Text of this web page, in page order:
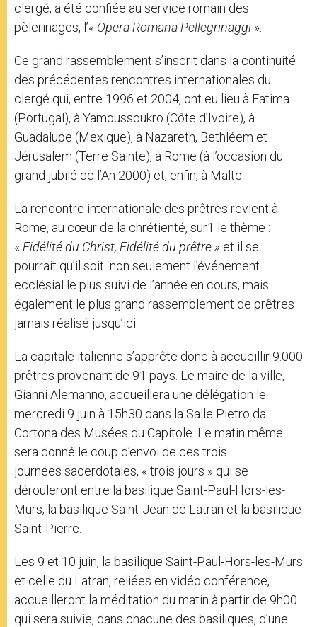
clergé, a été confiée au service romain des
pèlerinages, l’« Opera Romana Pellegrinaggi ».
Ce grand rassemblement s’inscrit dans la continuité
des précédentes rencontres internationales du
clergé qui, entre 1996 et 2004, ont eu lieu à Fatima
(Portugal), à Yamoussoukro (Côte d’Ivoire), à
Guadalupe (Mexique), à Nazareth, Bethléem et
Jérusalem (Terre Sainte), à Rome (à l’occasion du
grand jubilé de l’An 2000) et, enfin, à Malte.
La rencontre internationale des prêtres revient à
Rome, au cœur de la chrétienté, sur1 le thème :
« Fidélité du Christ, Fidélité du prêtre » et il se
pourrait qu’il soit non seulement l’événement
ecclésial le plus suivi de l’année en cours, mais
également le plus grand rassemblement de prêtres
jamais réalisé jusqu’ici.
La capitale italienne s’apprête donc à accueillir 9.000
prêtres provenant de 91 pays. Le maire de la ville,
Gianni Alemanno, accueillera une délégation le
mercredi 9 juin à 15h30 dans la Salle Pietro da
Cortona des Musées du Capitole. Le matin même
sera donné le coup d’envoi de ces trois
journées sacerdotales, « trois jours » qui se
dérouleront entre la basilique Saint-Paul-Hors-les-
Murs, la basilique Saint-Jean de Latran et la basilique
Saint-Pierre.
Les 9 et 10 juin, la basilique Saint-Paul-Hors-les-Murs
et celle du Latran, reliées en vidéo conférence,
accueilleront la méditation du matin à partir de 9h00
qui sera suivie, dans chacune des basiliques, d’une